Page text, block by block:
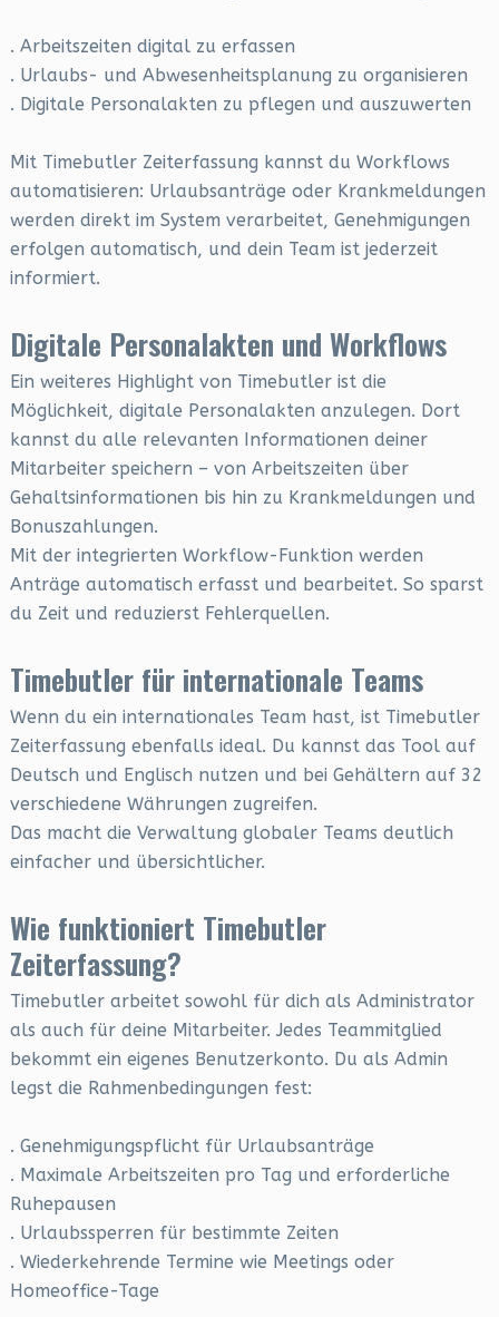
. Arbeitszeiten digital zu erfassen
. Urlaubs- und Abwesenheitsplanung zu organisieren
. Digitale Personalakten zu pflegen und auszuwerten
Mit Timebutler Zeiterfassung kannst du Workflows
automatisieren: Urlaubsanträge oder Krankmeldungen
werden direkt im System verarbeitet, Genehmigungen
erfolgen automatisch, und dein Team ist jederzeit
informiert.
Digitale Personalakten und Workflows
Ein weiteres Highlight von Timebutler ist die
Möglichkeit, digitale Personalakten anzulegen. Dort
kannst du alle relevanten Informationen deiner
Mitarbeiter speichern – von Arbeitszeiten über
Gehaltsinformationen bis hin zu Krankmeldungen und
Bonuszahlungen.
Mit der integrierten Workflow-Funktion werden
Anträge automatisch erfasst und bearbeitet. So sparst
du Zeit und reduzierst Fehlerquellen.
Timebutler für internationale Teams
Wenn du ein internationales Team hast, ist Timebutler
Zeiterfassung ebenfalls ideal. Du kannst das Tool auf
Deutsch und Englisch nutzen und bei Gehältern auf 32
verschiedene Währungen zugreifen.
Das macht die Verwaltung globaler Teams deutlich
einfacher und übersichtlicher.
Wie funktioniert Timebutler
Zeiterfassung?
Timebutler arbeitet sowohl für dich als Administrator
als auch für deine Mitarbeiter. Jedes Teammitglied
bekommt ein eigenes Benutzerkonto. Du als Admin
legst die Rahmenbedingungen fest:
. Genehmigungspflicht für Urlaubsanträge
. Maximale Arbeitszeiten pro Tag und erforderliche
Ruhepausen
. Urlaubssperren für bestimmte Zeiten
. Wiederkehrende Termine wie Meetings oder
Homeoffice-Tage